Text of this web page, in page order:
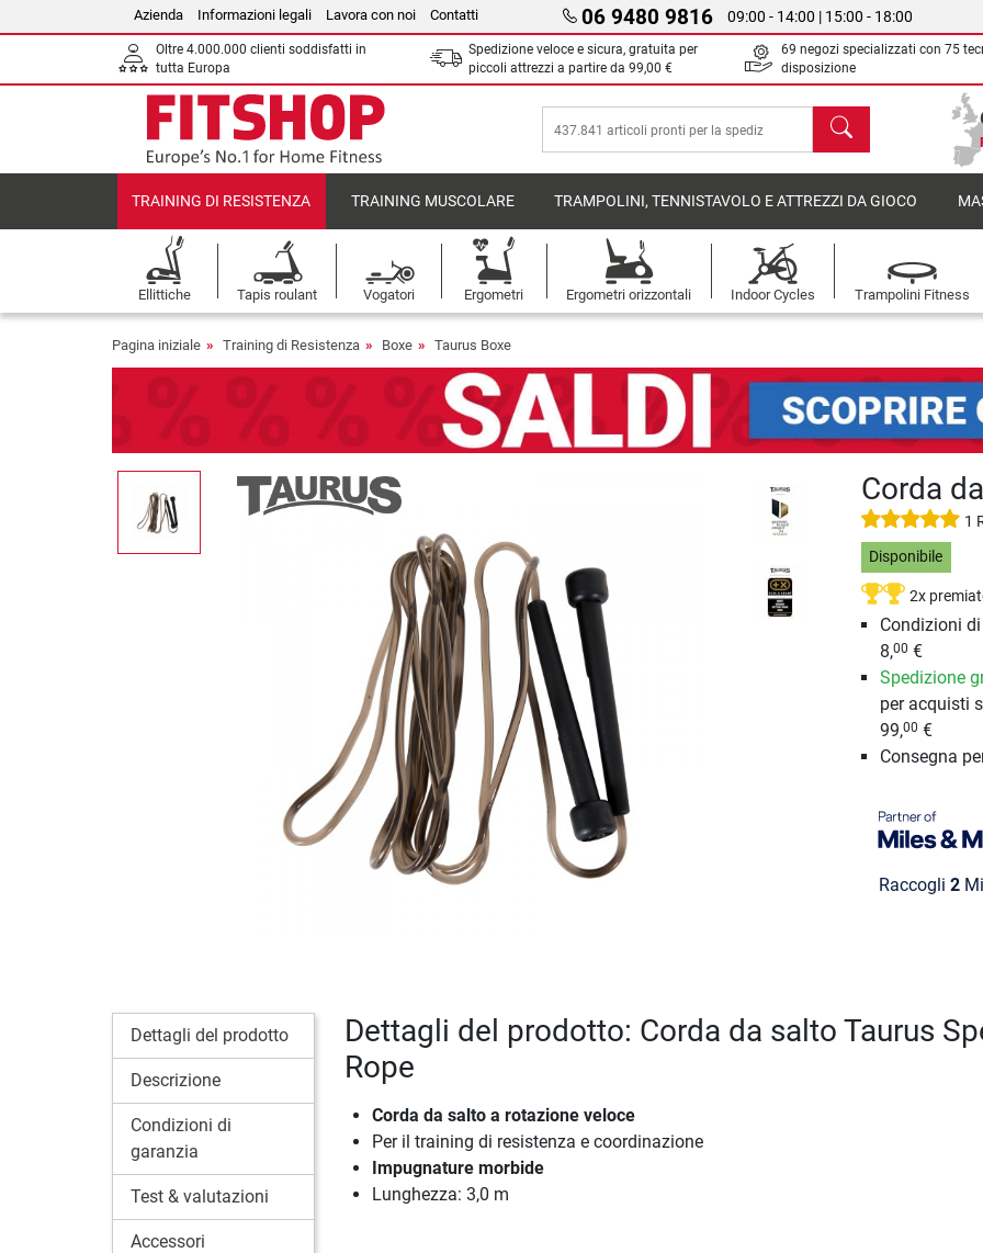
Azienda Informazioni legali Lavora con noi Contatti 06 9480 9816 09:00 - 14:00 | 15:00 - 18:00
Oltre 4.000.000 clienti soddisfatti in
tutta Europa
Spedizione veloce e sicura, gratuita per
piccoli attrezzi a partire da 99,00 €
69 negozi specializzati con 75
disposizione
Cerca
TRAINING DI RESISTENZA TRAINING MUSCOLARE TRAMPOLINI, TENNISTAVOLO E ATTREZZI DA GIOCO
Ellittiche Tapis roulant Vogatori Ergometri Ergometri orizzontali Indoor Cycles Trampolini Fitness
Pagina iniziale Training di Resistenza Boxe Taurus Boxe
Corda
1
Disponibile
2x
Condizioni
8,00 €
Spedizione
per acquisti
99,00 €
Consegna
Raccogli 2
Dettagli del prodotto
Descrizione
Condizioni di
garanzia
Test & valutazioni
Accessori
Dettagli del prodotto: Corda da salto Taurus
Rope
Corda da salto a rotazione veloce
Per il training di resistenza e coordinazione
Impugnature morbide
Lunghezza: 3,0 m